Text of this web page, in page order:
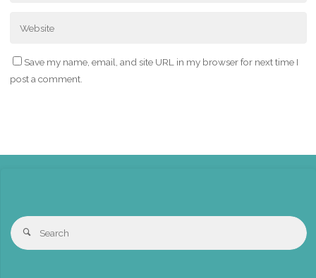
Save my name, email, and site URL in my browser for next time I
post a comment.
Search